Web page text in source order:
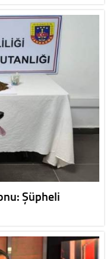
Şüpheli